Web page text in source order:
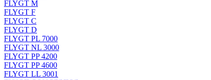
FLYGT M
FLYGT F
FLYGT C
FLYGT D
FLYGT PL 7000
FLYGT NL 3000
FLYGT PP 4200
FLYGT PP 4600
FLYGT LL 3001